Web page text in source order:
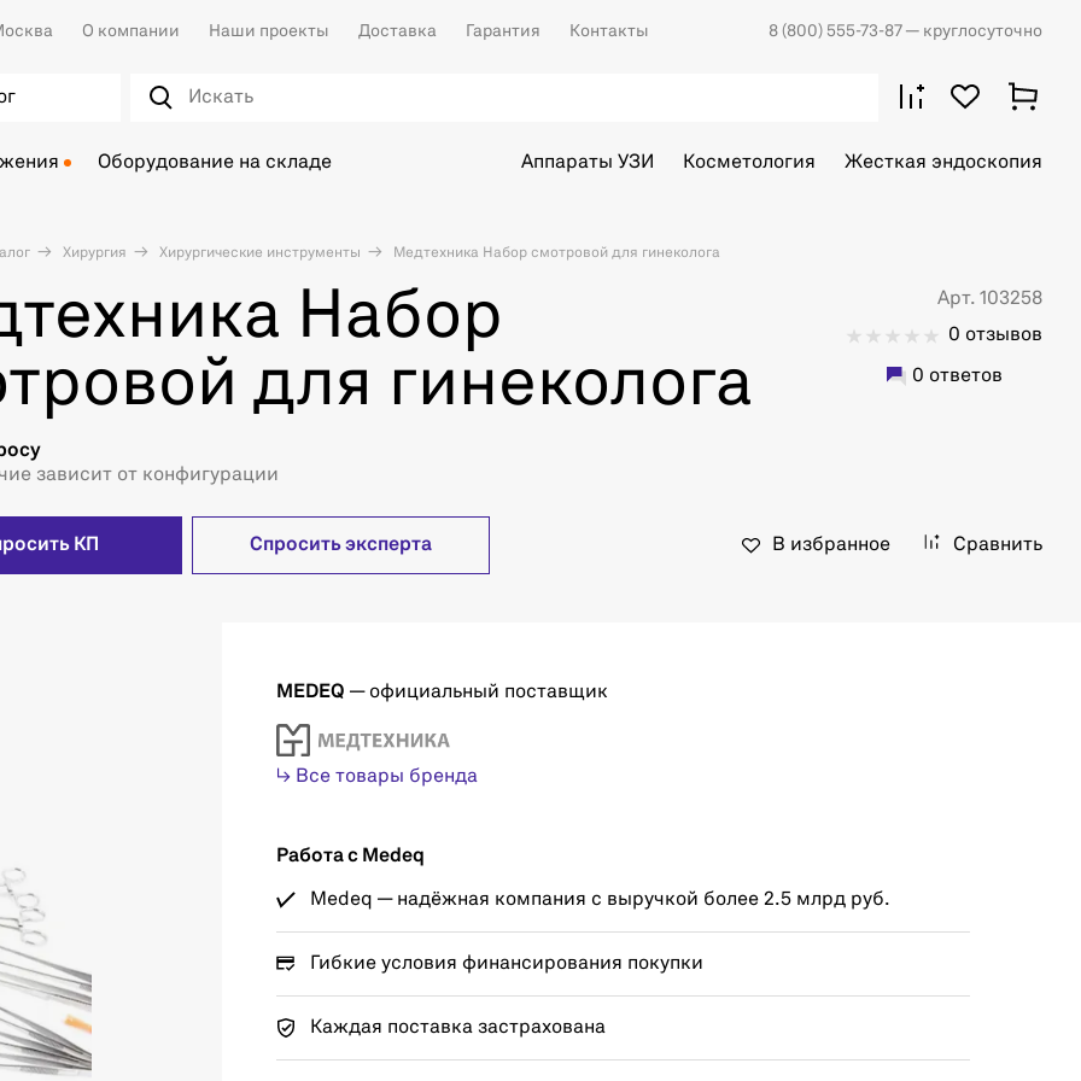
О компании Наши проекты Доставка Гарантия Контакты 8 (800) 555-73-87 — круглосуточно
Оборудование на складе Аппараты УЗИ Косметология Жесткая эндоскопия
Хирургия Хирургические инструменты Медтехника Набор смотровой для гинеколога
Набор
для гинеколога
Арт. 103258
0 отзывов
0 ответов
зависит от конфигурации
КП Спросить эксперта В избранное Сравнить
MEDEQ — официальный поставщик
↳ Все товары бренда
Работа с Medeq
Medeq — надёжная компания с выручкой более 2.5 млрд руб.
Гибкие условия финансирования покупки
Каждая поставка застрахована